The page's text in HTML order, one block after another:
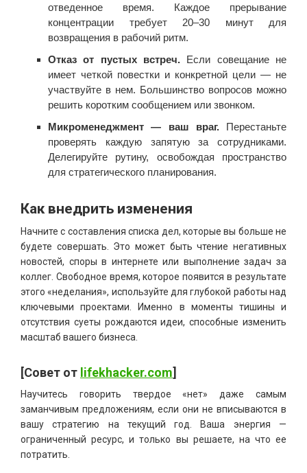
отведенное время. Каждое прерывание
концентрации требует 20–30 минут для
возвращения в рабочий ритм.
Отказ от пустых встреч. Если совещание не
имеет четкой повестки и конкретной цели — не
участвуйте в нем. Большинство вопросов можно
решить коротким сообщением или звонком.
Микроменеджмент — ваш враг.Перестаньте
проверять каждую запятую за сотрудниками.
Делегируйте рутину, освобождая пространство
для стратегического планирования.
Как внедрить изменения
Начните с составления списка дел, которые вы больше не
будете совершать. Это может быть чтение негативных
новостей, споры в интернете или выполнение задач за
коллег. Свободное время, которое появится в результате
этого «неделания», используйте для глубокой работы над
ключевыми проектами. Именно в моменты тишины и
отсутствия суеты рождаются идеи, способные изменить
масштаб вашего бизнеса.
[Совет от lifekhacker.com]
Научитесь говорить твердое «нет» даже самым
заманчивым предложениям, если они не вписываются в
вашу стратегию на текущий год. Ваша энергия —
ограниченный ресурс, и только вы решаете, на что ее
потратить.